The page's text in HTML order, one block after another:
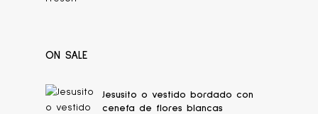
ON SALE
Jesusito o vestido bordado con
cenefa de flores blancas